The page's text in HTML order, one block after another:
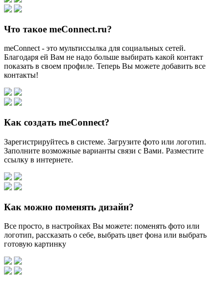
Что такое meConnect.ru?
meConnect - это мультиссылка для социальных сетей.
Благодаря ей Вам не надо больше выбирать какой контакт
показать в своем профиле. Теперь Вы можете добавить все
контакты!
Как создать meConnect?
Зарегистрируйтесь в системе. Загрузите фото или логотип.
Заполните возможные варианты связи с Вами. Разместите
ссылку в интернете.
Как можно поменять дизайн?
Все просто, в настройках Вы можете: поменять фото или
логотип, рассказать о себе, выбрать цвет фона или выбрать
готовую картинку